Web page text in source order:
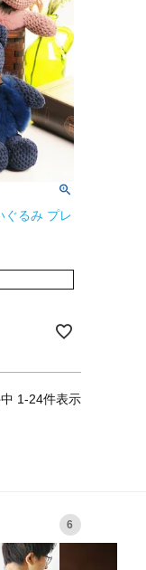
ぐるみ プレ
1-24件表示
6